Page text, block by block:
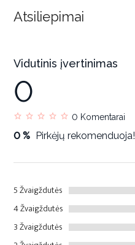
Atsiliepimai
5 Žvaigždutės
4 Žvaigždutės
3 Žvaigždutės
Vidutinis įvertinimas
0
0 Komentarai
0 % Pirkėjų rekomenduoja!